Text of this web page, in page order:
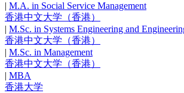
| M.A. in Social Service Management
香港中文大学（香港）
| M.Sc. in Systems Engineering and
香港中文大学（香港）
| M.Sc. in Management
香港中文大学（香港）
| MBA
香港大学